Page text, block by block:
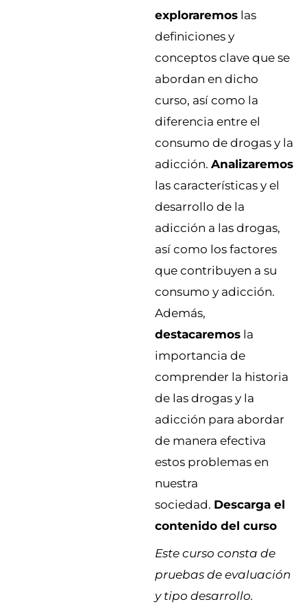
exploraremos las
definiciones y
conceptos clave que se
abordan en dicho
curso, así como la
diferencia entre el
consumo de drogas y la
adicción. Analizaremos
las características y el
desarrollo de la
adicción a las drogas,
así como los factores
que contribuyen a su
consumo y adicción.
Además,
destacaremos la
importancia de
comprender la historia
de las drogas y la
adicción para abordar
de manera efectiva
estos problemas en
nuestra
sociedad. Descarga el
contenido del curso
Este curso consta de
pruebas de evaluación
y tipo desarrollo.